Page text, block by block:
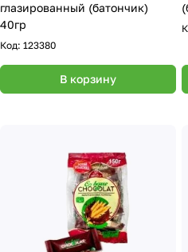
глазированный (батончик)
40гр
Код: 123380
В корзину